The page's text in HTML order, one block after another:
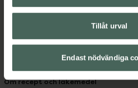
Tillåt urval
Endast nödvändiga
Handla tryggt
Sajtens tillgänglighet
Om recept och läkemedel